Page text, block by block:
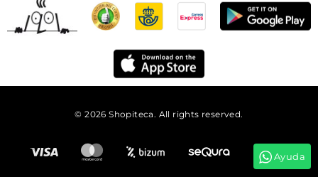
martes!
© 2026 Shopiteca. All rights reserved.
Ayuda